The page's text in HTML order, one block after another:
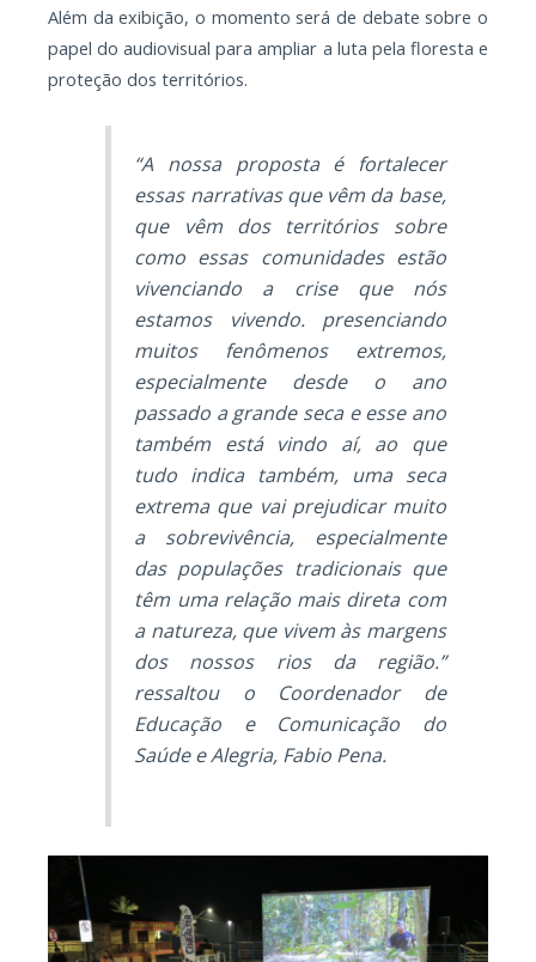
Além da exibição, o momento será de debate sobre o
papel do audiovisual para ampliar a luta pela floresta e
proteção dos territórios.
“A nossa proposta é fortalecer
essas narrativas que vêm da base,
que vêm dos territórios sobre
como essas comunidades estão
vivenciando a crise que nós
estamos vivendo. presenciando
muitos fenômenos extremos,
especialmente desde o ano
passado a grande seca e esse ano
também está vindo aí, ao que
tudo indica também, uma seca
extrema que vai prejudicar muito
a sobrevivência, especialmente
das populações tradicionais que
têm uma relação mais direta com
a natureza, que vivem às margens
dos nossos rios da região.”
ressaltou o Coordenador de
Educação e Comunicação do
Saúde e Alegria, Fabio Pena.